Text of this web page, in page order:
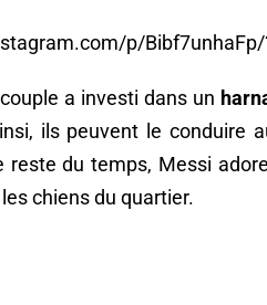
p/Bibf7unhaFp/
a investi dans un
ils peuvent le conduire
reste du temps, Messi
chiens du quartier.